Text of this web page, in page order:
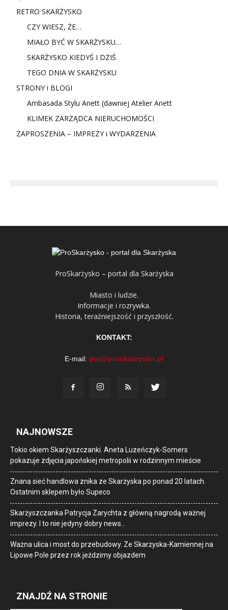
RETRO SKARŻYSKO
CZY WIESZ, ŻE…
MIAŁO BYĆ W SKARŻYSKU…
SKARŻYSKO KIEDYŚ I DZIŚ
TEGO DNIA W SKARŻYSKU
STRONY i BLOGI
Ambasada Stylu Anett (dawniej Atelier Anett
KLIMEK ZARZĄDCA NIERUCHOMOŚCI
ZAPROSZENIA – IMPREZY i WYDARZENIA
ProSkarżysko – portal dla Skarżyska
Miasto i ludzie.
Informacje i rozrywka.
Historia, teraźniejszość i przyszłość.
KONTAKT:
E-mail: pro@proskarzysko.pl
NAJNOWSZE
Tokio okiem Skarżyszczanki. Aneta Luzeńczyk-Somers
pokazuje zdjęcia japońskiej metropolii w rodzinnym mieście
Znana sieć handlowa znika ze Skarżyska po ponad 20 latach.
Ostatnim sklepem było Supeco
Skarżyszczanka Patrycja Zarychta z główną nagrodą ważnej
imprezy. I to nie jedyny dobry news…
Ważna ulica i most do przebudowy. Ze Skarżyska-Kamiennej na
Lipowe Pole przez rok jeździmy objazdem
ZNAJDŹ NA STRONIE